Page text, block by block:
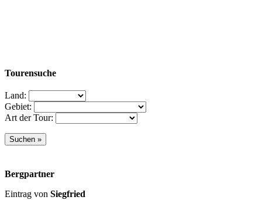
Tourensuche
Land:
Gebiet:
Art der Tour:
Bergpartner
Eintrag von Siegfried